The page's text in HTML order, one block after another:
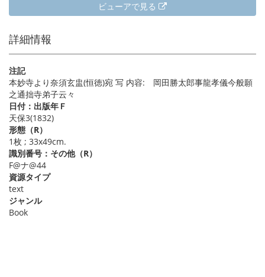
ビューアで見る
詳細情報
注記
本妙寺より奈須玄盅(恒徳)宛 写 内容: 岡田勝太郎事龍孝儀今般願
之通拙寺弟子云々
日付：出版年Ｆ
天保3(1832)
形態（R）
1枚 ; 33x49cm.
識別番号：その他（R）
F@ナ@44
資源タイプ
text
ジャンル
Book